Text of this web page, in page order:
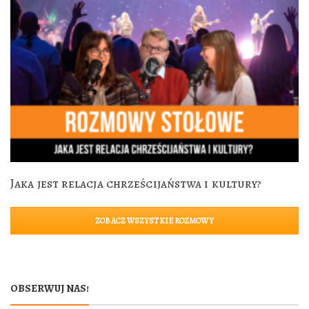
Jaka jest relacja chrześcijaństwa i kultury?
ZOBACZ WSZYSTKIE ROZMOWY
OBSERWUJ NAS!